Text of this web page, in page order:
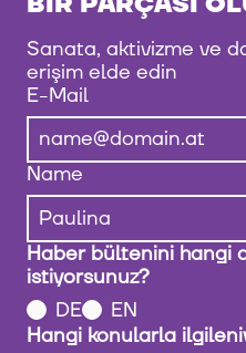
Sanata, aktivizme ve
erişim elde edin
E-Mail
Name
Haber bültenini hangi
istiyorsunuz?
DE
EN
Hangi konularla